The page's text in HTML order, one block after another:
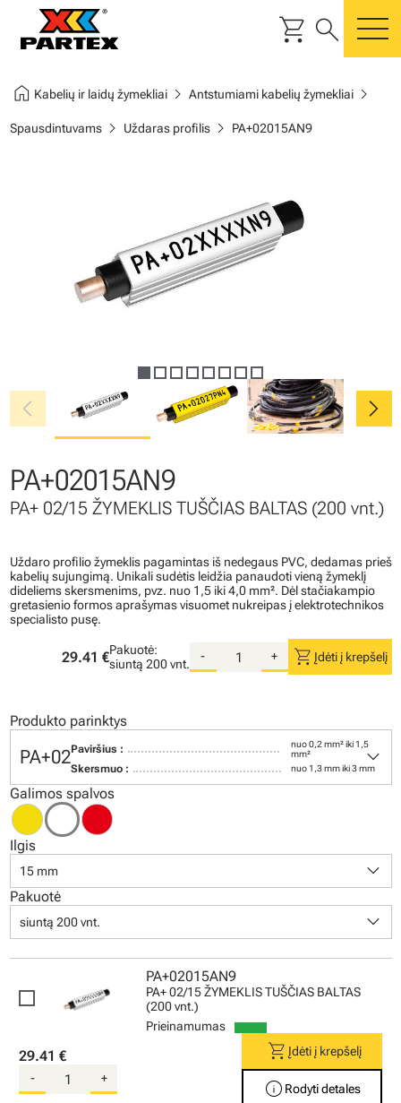
shopping_cart search
home Kabelių ir laidų žymekliaichevron_right Antstumiami kabelių žymekliaichevron_right
Spausdintuvamschevron_right Uždaras profilischevron_right PA+02015AN9
chevron_left chevron_right
PA+02015AN9
PA+ 02/15 ŽYMEKLIS TUŠČIAS BALTAS (200 vnt.)
Uždaro profilio žymeklis pagamintas iš nedegaus PVC, dedamas prieš
kabelių sujungimą. Unikali sudėtis leidžia panaudoti vieną žymeklį
dideliems skersmenims, pvz. nuo 1,5 iki 4,0 mm². Dėl stačiakampio
gretasienio formos aprašymas visuomet nukreipas į elektrotechnikos
specialisto pusę.
29.41 €Pakuotė:
siuntą 200 vnt.
- + shopping_cart Įdėti į krepšelį
Produkto parinktys
PA+02Paviršius :
nuo 0,2 mm² iki 1,5
mm²
Skersmuo : nuo 1,3 mm iki 3 mm
keyboard_arrow_down
Galimos spalvos
Ilgis
15 mm keyboard_arrow_down
Pakuotė
siuntą 200 vnt. keyboard_arrow_down
PA+02015AN9
PA+ 02/15 ŽYMEKLIS TUŠČIAS BALTAS
(200 vnt.)
Prieinamumas
29.41 €
- +
shopping_cartĮdėti į krepšelį
info Rodyti detales